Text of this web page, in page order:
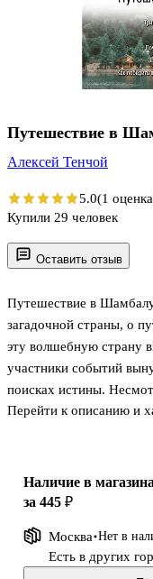
Оставить отзыв
Путешествие в
загадочной страны, о
эту волшебную страну
участники событий
поисках истины.
повествования, каждый
Перейти к описанию и
Путешествие в
Алексей Тенчой
5.0(1
Купили 29 человек
Наличие в
за 445 ₽
Москва Нет в
Есть в других